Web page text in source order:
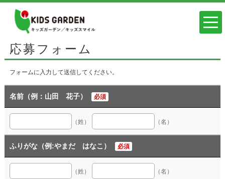
応募フォーム
フォームに入力して送信してください。
名前（例：山田 花子） 必須
（姓） （名）
ふりがな（例:やまだ はなこ） 必須
（姓） （名）